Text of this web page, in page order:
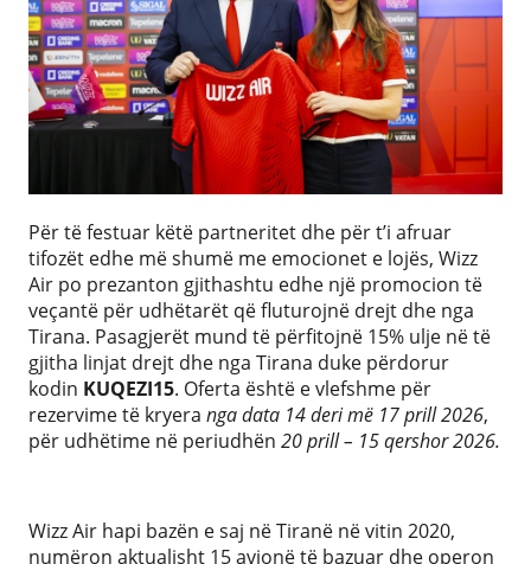
Për të festuar këtë partneritet dhe për t’i afruar
tifozët edhe më shumë me emocionet e lojës, Wizz
Air po prezanton gjithashtu edhe një promocion të
veçantë për udhëtarët që fluturojnë drejt dhe nga
Tirana. Pasagjerët mund të përfitojnë 15% ulje në të
gjitha linjat drejt dhe nga Tirana duke përdorur
kodin KUQEZI15. Oferta është e vlefshme për
rezervime të kryera nga data 14 deri më 17 prill 2026,
për udhëtime në periudhën 20 prill – 15 qershor 2026.
Wizz Air hapi bazën e saj në Tiranë në vitin 2020,
numëron aktualisht 15 avionë të bazuar dhe operon